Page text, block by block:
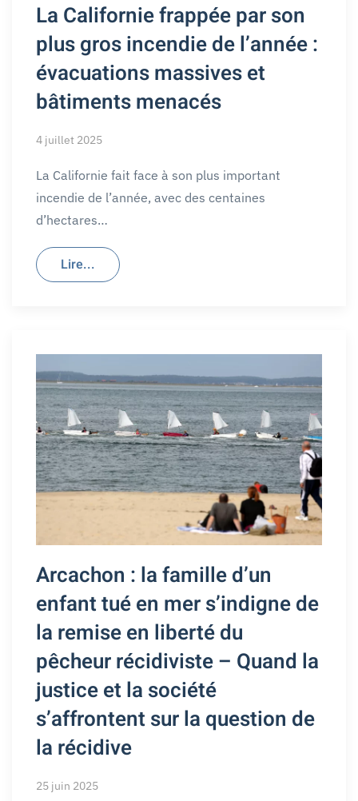
La Californie frappée par son
plus gros incendie de l’année :
évacuations massives et
bâtiments menacés
4 juillet 2025
La Californie fait face à son plus important
incendie de l’année, avec des centaines
d’hectares…
Lire...
Arcachon : la famille d’un
enfant tué en mer s’indigne de
la remise en liberté du
pêcheur récidiviste – Quand la
justice et la société
s’affrontent sur la question de
la récidive
25 juin 2025